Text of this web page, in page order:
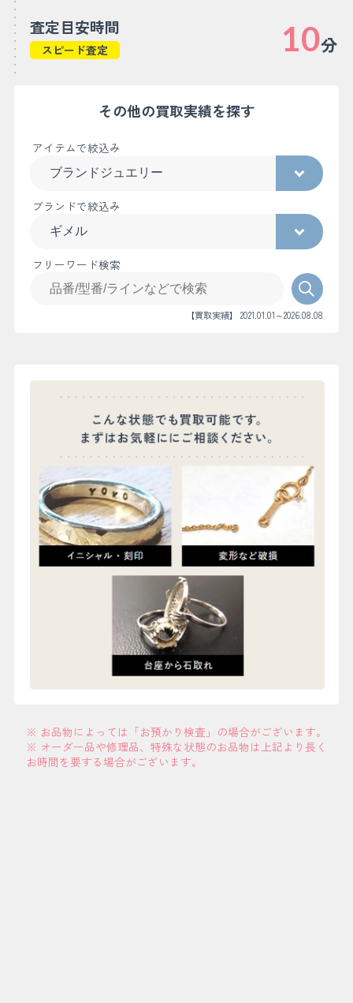
査定目安時間
スピード査定 10分
その他の買取実績を探す
アイテムで絞込み
ブランドで絞込み
フリーワード検索
【買取実績】 2021.01.01～2026.08.08
※ お品物によっては「お預かり検査」の場合がございます。
※ オーダー品や修理品、特殊な状態のお品物は上記より長く
お時間を要する場合がございます。